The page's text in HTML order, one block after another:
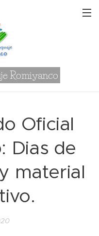
Romiyanco
Oficial
Dias de
material